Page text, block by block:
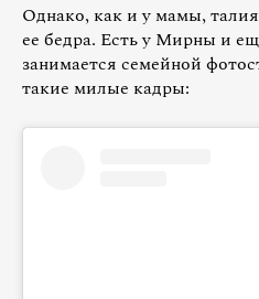
Однако, как и у мамы,
ее бедра. Есть у Мирны и
занимается семейной
такие милые кадры: